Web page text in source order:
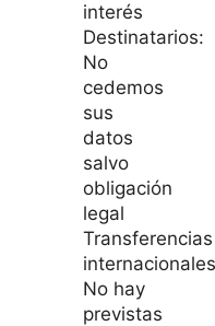
interés
Destinatarios:
No
cedemos
sus
datos
salvo
obligación
legal
Transferencias
No hay
previstas